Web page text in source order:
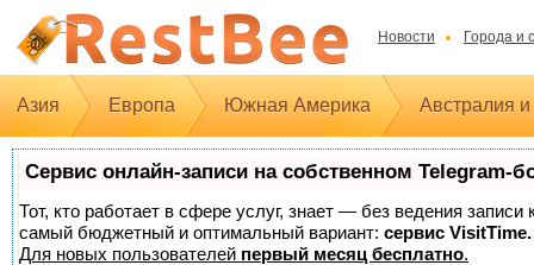
Новости Города и
Азия Европа Южная Америка Австралия
Сервис онлайн-записи на собственном Telegram-
Тот, кто работает в сфере услуг, знает — без ведения
самый бюджетный и оптимальный вариант: сервис VisitTime.
Для новых пользователей первый месяц бесплатно.